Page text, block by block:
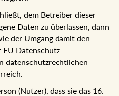
dem Betreiber dieser
Daten zu überlassen,
sowie der Umgang damit
der EU Datenschutz-
datenschutzrechtlichen
(Nutzer), dass sie das 16.